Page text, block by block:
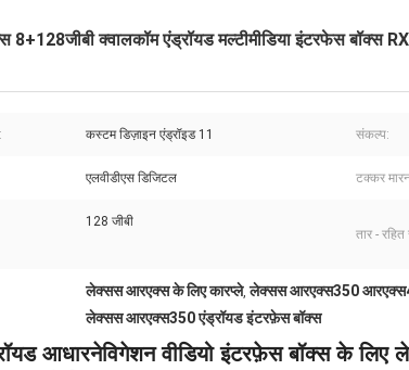
क्वालकॉम एंड्रॉयड मल्टीमीडिया इंटरफेस बॉक्स
कस्टम डिज़ाइन एंड्रॉइड 11 संकल्प:
एलवीडीएस डिजिटल टक्कर
128 जीबी
तार - रहित
लेक्सस आरएक्स के लिए कारप्ले,लेक्सस आरएक्स350
लेक्सस आरएक्स350 एंड्रॉयड इंटरफ़ेस बॉक्स
आधारनेविगेशन वीडियो इंटरफ़ेस बॉक्स के